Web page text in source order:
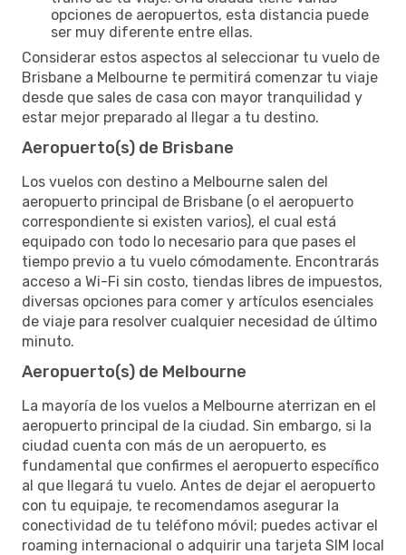
opciones de aeropuertos, esta distancia puede
ser muy diferente entre ellas.
Considerar estos aspectos al seleccionar tu vuelo de
Brisbane a Melbourne te permitirá comenzar tu viaje
desde que sales de casa con mayor tranquilidad y
estar mejor preparado al llegar a tu destino.
Aeropuerto(s) de Brisbane
Los vuelos con destino a Melbourne salen del
aeropuerto principal de Brisbane (o el aeropuerto
correspondiente si existen varios), el cual está
equipado con todo lo necesario para que pases el
tiempo previo a tu vuelo cómodamente. Encontrarás
acceso a Wi-Fi sin costo, tiendas libres de impuestos,
diversas opciones para comer y artículos esenciales
de viaje para resolver cualquier necesidad de último
minuto.
Aeropuerto(s) de Melbourne
La mayoría de los vuelos a Melbourne aterrizan en el
aeropuerto principal de la ciudad. Sin embargo, si la
ciudad cuenta con más de un aeropuerto, es
fundamental que confirmes el aeropuerto específico
al que llegará tu vuelo. Antes de dejar el aeropuerto
con tu equipaje, te recomendamos asegurar la
conectividad de tu teléfono móvil; puedes activar el
roaming internacional o adquirir una tarjeta SIM local